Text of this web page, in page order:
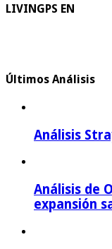
LIVINGPS EN
Últimos Análisis
Análisis
Análisis de
expansión